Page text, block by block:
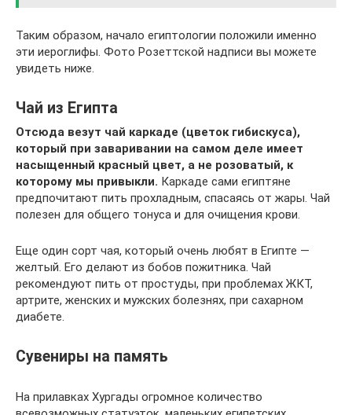
Таким образом, начало египтологии положили именно
эти иероглифы. Фото Розеттской надписи вы можете
увидеть ниже.
Чай из Египта
Отсюда везут чай каркаде (цветок гибискуса),
который при заваривании на самом деле имеет
насыщенный красный цвет, а не розоватый, к
которому мы привыкли. Каркаде сами египтяне
предпочитают пить прохладным, спасаясь от жары. Чай
полезен для общего тонуса и для очищения крови.
Еще один сорт чая, который очень любят в Египте —
желтый. Его делают из бобов пожитника. Чай
рекомендуют пить от простуды, при проблемах ЖКТ,
артрите, женских и мужских болезнях, при сахарном
диабете.
Сувениры на память
На прилавках Хургады огромное количество